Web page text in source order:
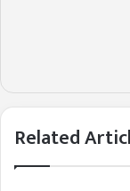
Related